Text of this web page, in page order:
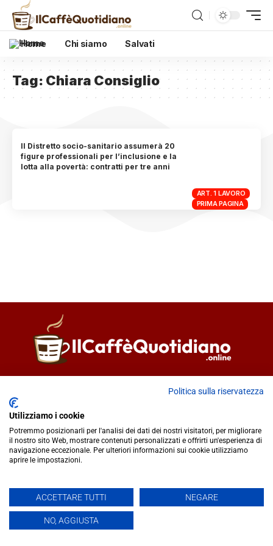
Home Chi siamo Salvati
Tag: Chiara Consiglio
ART. 1 LAVORO
PRIMA PAGINA
Il Distretto socio-sanitario assumerà 20
figure professionali per l’inclusione e la
lotta alla povertà: contratti per tre anni
redazione@ilcaffequotidiano.online
C.F. 92076900858
Chi siamo
Privacy & Cookie Policy
IlCaffèQuotidiano.online è una testata giornalistica registrata
presso il Tribunale di Caltanissetta n.02/2024 del 17/07/2024 |
Realizzato da
Politica sulla riservatezza
Utilizziamo i cookie
Potremmo posizionarli per l'analisi dei dati dei nostri visitatori, per migliorare
il nostro sito Web, mostrare contenuti personalizzati e offrirti un'esperienza di
navigazione eccezionale. Per ulteriori informazioni sui cookie utilizziamo
aprire le impostazioni.
ACCETTARE TUTTI NEGARE
NO, AGGIUSTA